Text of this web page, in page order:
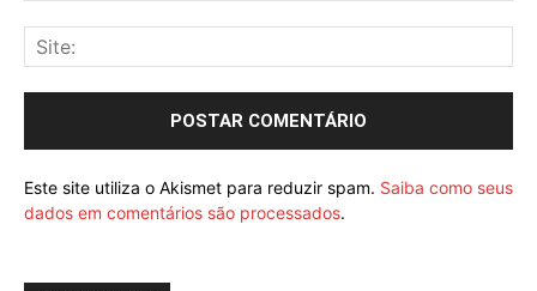
Este site utiliza o Akismet para reduzir spam. Saiba como seus
dados em comentários são processados.